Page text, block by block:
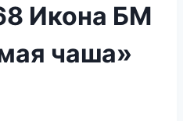
Икона БМ
чаша»